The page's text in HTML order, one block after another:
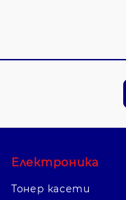
Електроника
Тонер касети